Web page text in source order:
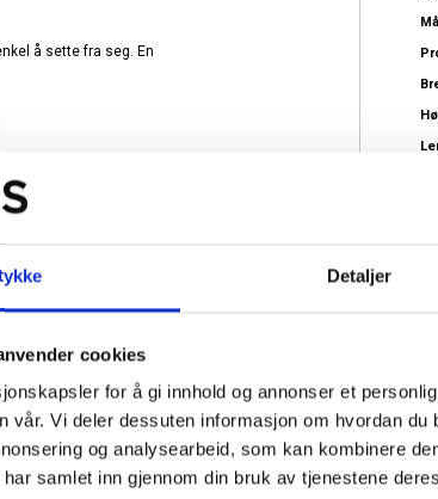
Detaljer
cookies
for å gi innhold og annonser et
vår. Vi deler dessuten informasjon om hvordan
og analysearbeid, som kan kombinere
samlet inn gjennom din bruk av tjenestene
å sette fra seg. En
/ 74 cm
Super